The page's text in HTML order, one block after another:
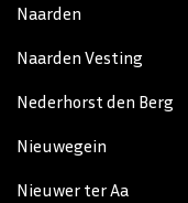
Naarden
Naarden Vesting
Nederhorst den Berg
Nieuwegein
Nieuwer ter Aa